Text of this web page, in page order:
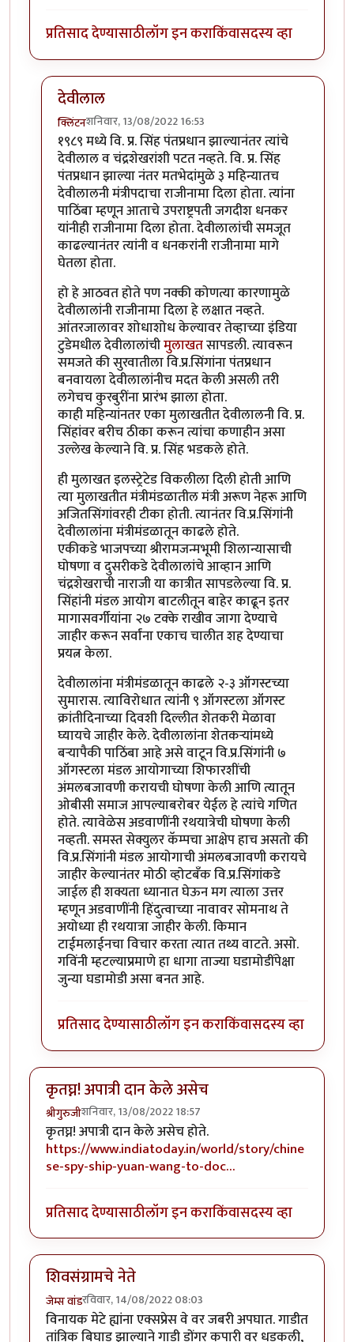
प्रतिसाद देण्यासाठीलॉग इन कराकिंवासदस्य व्हा
देवीलाल
क्लिंटनशनिवार, 13/08/2022 16:53
In reply toभारतीय राजकारणातील दोनbyश्रीगुरुजी
१९८९ मध्ये वि. प्र. सिंह पंतप्रधान झाल्यानंतर त्यांचे
देवीलाल व चंद्रशेखरांशी पटत नव्हते. वि. प्र. सिंह
पंतप्रधान झाल्या नंतर मतभेदांमुळे ३ महिन्यातच
देवीलालनी मंत्रीपदाचा राजीनामा दिला होता. त्यांना
पाठिंबा म्हणून आताचे उपराष्ट्रपती जगदीश धनकर
यांनीही राजीनामा दिला होता. देवीलालांची समजूत
काढल्यानंतर त्यांनी व धनकरांनी राजीनामा मागे
घेतला होता.
हो हे आठवत होते पण नक्की कोणत्या कारणामुळे
देवीलालांनी राजीनामा दिला हे लक्षात नव्हते.
आंतरजालावर शोधाशोध केल्यावर तेव्हाच्या इंडिया
टुडेमधील देवीलालांचीमुलाखतसापडली. त्यावरून
समजते की सुरवातीला वि.प्र.सिंगांना पंतप्रधान
बनवायला देवीलालांनीच मदत केली असली तरी
लगेचच कुरबुरींना प्रारंभ झाला होता.
काही महिन्यांनतर एका मुलाखतीत देवीलालनी वि. प्र.
सिंहांवर बरीच ठीका करून त्यांचा कणाहीन असा
उल्लेख केल्याने वि. प्र. सिंह भडकले होते.
ही मुलाखत इलस्ट्रेटेड विकलीला दिली होती आणि
त्या मुलाखतीत मंत्रीमंडळातील मंत्री अरूण नेहरू आणि
अजितसिंगांवरही टीका होती. त्यानंतर वि.प्र.सिंगांनी
देवीलालांना मंत्रीमंडळातून काढले होते.
एकीकडे भाजपच्या श्रीरामजन्मभूमी शिलान्यासाची
घोषणा व दुसरीकडे देवीलालांचे आव्हान आणि
चंद्रशेखराची नाराजी या कात्रीत सापडलेल्या वि. प्र.
सिंहांनी मंडल आयोग बाटलीतून बाहेर काढून इतर
मागासवर्गीयांना २७ टक्के राखीव जागा देण्याचे
जाहीर करून सर्वांना एकाच चालीत शह देण्याचा
प्रयत्न केला.
देवीलालांना मंत्रीमंडळातून काढले २-३ ऑगस्टच्या
सुमारास. त्याविरोधात त्यांनी ९ ऑगस्टला ऑगस्ट
क्रांतीदिनाच्या दिवशी दिल्लीत शेतकरी मेळावा
घ्यायचे जाहीर केले. देवीलालांना शेतकर्‍यांमध्ये
बर्‍यापैकी पाठिंबा आहे असे वाटून वि.प्र.सिंगांनी ७
ऑगस्टला मंडल आयोगाच्या शिफारशींची
अंमलबजावणी करायची घोषणा केली आणि त्यातून
ओबीसी समाज आपल्याबरोबर येईल हे त्यांचे गणित
होते. त्यावेळेस अडवाणींनी रथयात्रेची घोषणा केली
नव्हती. समस्त सेक्युलर कॅम्पचा आक्षेप हाच असतो की
वि.प्र.सिंगांनी मंडल आयोगाची अंमलबजावणी करायचे
जाहीर केल्यानंतर मोठी व्होटबँक वि.प्र.सिंगांकडे
जाईल ही शक्यता ध्यानात घेऊन मग त्याला उत्तर
म्हणून अडवाणींनी हिंदुत्वाच्या नावावर सोमनाथ ते
अयोध्या ही रथयात्रा जाहीर केली. किमान
टाईमलाईनचा विचार करता त्यात तथ्य वाटते. असो.
गविंनी म्हटल्याप्रमाणे हा धागा ताज्या घडामोडींपेक्षा
जुन्या घडामोडी असा बनत आहे.
प्रतिसाद देण्यासाठीलॉग इन कराकिंवासदस्य व्हा
कृतघ्न! अपात्री दान केले असेच
श्रीगुरुजीशनिवार, 13/08/2022 18:57
कृतघ्न! अपात्री दान केले असेच होते.
https://www.indiatoday.in/world/story/chine
se-spy-ship-yuan-wang-to-doc…
प्रतिसाद देण्यासाठीलॉग इन कराकिंवासदस्य व्हा
शिवसंग्रामचे नेते
जेम्स वांडरविवार, 14/08/2022 08:03
विनायक मेटे ह्यांना एक्सप्रेस वे वर जबरी अपघात. गाडीत
तांत्रिक बिघाड झाल्याने गाडी डोंगर कपारी वर धडकली,